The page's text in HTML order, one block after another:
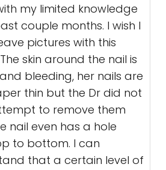
my limited knowledge
couple months. I wish I
pictures with this
skin around the nail is
bleeding, her nails are
thin but the Dr did not
to remove them
nail even has a hole
to bottom. I can
that a certain level of